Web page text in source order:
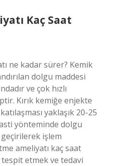
Kaç Saat
ne kadar sürer? Kemik
dolgu maddesi
ve çok hızlı
Kırık kemiğe enjekte
yaklaşık 20-25
yönteminde dolgu
işlem
ameliyatı kaç saat
etmek ve tedavi